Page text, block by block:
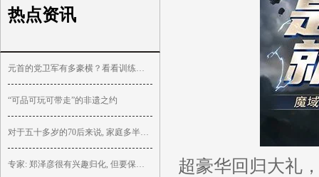
热点资讯
元首的党卫军有多豪横？看看训练方式，现在90%的青年没资格入伍
“可品可玩可带走”的非遗之约
对于五十多岁的70后来说, 家庭多半会出现, 以下几种情况
专家: 郑泽彦很有兴趣归化, 但要保证进国足才肯放弃挪威籍
超豪华回归大礼